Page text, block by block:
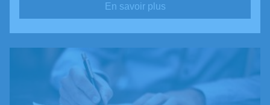
En savoir plus